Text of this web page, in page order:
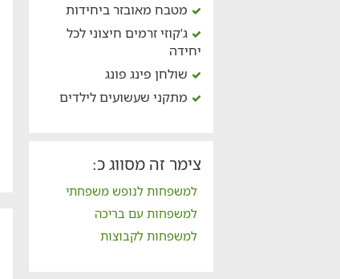
מטבח מאובזר ביחידות
ג'קוזי זרמים חיצוני לכל
יחידה
שולחן פינג פונג
מתקני שעשועים לילדים
צימר זה מסווג כ:
למשפחות לנופש משפחתי
למשפחות עם בריכה
למשפחות לקבוצות